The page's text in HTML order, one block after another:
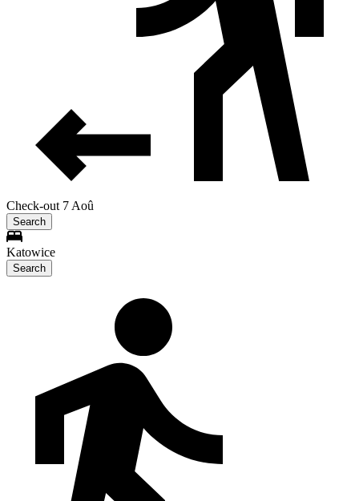
Check-out 7 Aoû
Search
Katowice
Search